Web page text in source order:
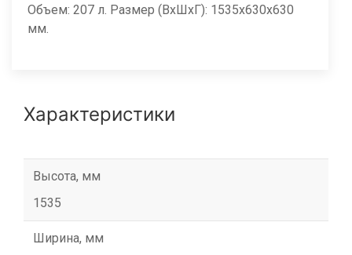
Объем: 207 л. Размер (ВхШхГ): 1535x630x630
мм.
Характеристики
Высота, мм
1535
Ширина, мм